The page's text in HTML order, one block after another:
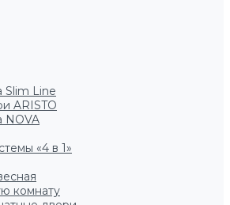
Slim Line
ARISTO
NOVA
«4 в 1»
комнату